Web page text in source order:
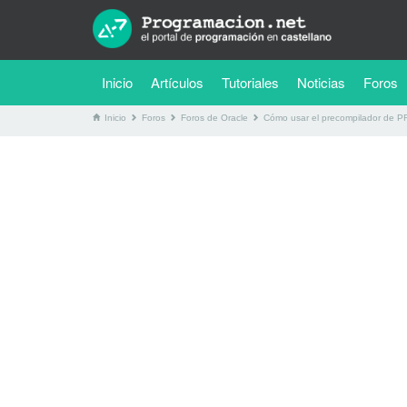
Inicio Artículos Tutoriales (current)
Noticias Foros
Inicio Foros Foros de Oracle Cómo usar el precompilador de